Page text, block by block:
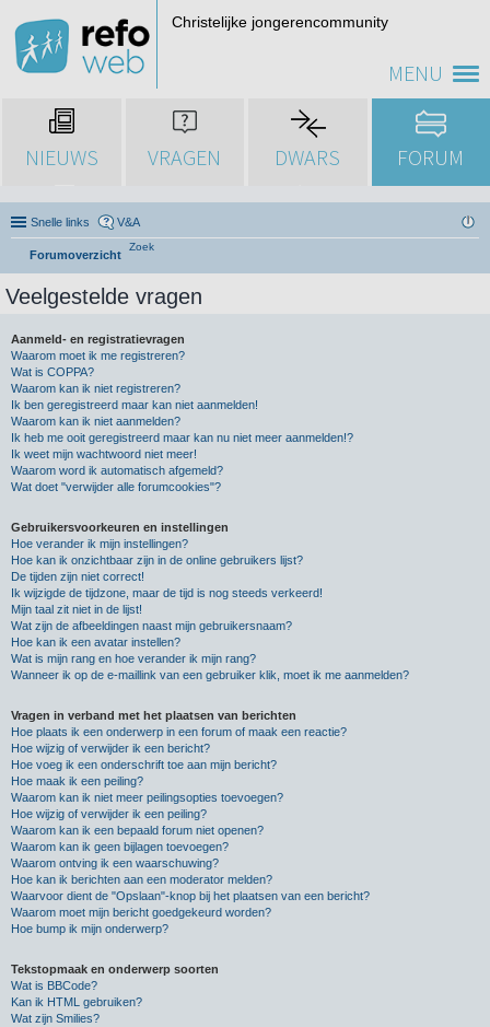
MENU
Christelijke jongerencommunity
NIEUWS VRAGEN DWARS FORUM
Snelle links V&A
Forumoverzicht
Zoek
Veelgestelde vragen
Aanmeld- en registratievragen
Waarom moet ik me registreren?
Wat is COPPA?
Waarom kan ik niet registreren?
Ik ben geregistreerd maar kan niet aanmelden!
Waarom kan ik niet aanmelden?
Ik heb me ooit geregistreerd maar kan nu niet meer aanmelden!?
Ik weet mijn wachtwoord niet meer!
Waarom word ik automatisch afgemeld?
Wat doet "verwijder alle forumcookies"?
Gebruikersvoorkeuren en instellingen
Hoe verander ik mijn instellingen?
Hoe kan ik onzichtbaar zijn in de online gebruikers lijst?
De tijden zijn niet correct!
Ik wijzigde de tijdzone, maar de tijd is nog steeds verkeerd!
Mijn taal zit niet in de lijst!
Wat zijn de afbeeldingen naast mijn gebruikersnaam?
Hoe kan ik een avatar instellen?
Wat is mijn rang en hoe verander ik mijn rang?
Wanneer ik op de e-maillink van een gebruiker klik, moet ik me aanmelden?
Vragen in verband met het plaatsen van berichten
Hoe plaats ik een onderwerp in een forum of maak een reactie?
Hoe wijzig of verwijder ik een bericht?
Hoe voeg ik een onderschrift toe aan mijn bericht?
Hoe maak ik een peiling?
Waarom kan ik niet meer peilingsopties toevoegen?
Hoe wijzig of verwijder ik een peiling?
Waarom kan ik een bepaald forum niet openen?
Waarom kan ik geen bijlagen toevoegen?
Waarom ontving ik een waarschuwing?
Hoe kan ik berichten aan een moderator melden?
Waarvoor dient de "Opslaan"-knop bij het plaatsen van een bericht?
Waarom moet mijn bericht goedgekeurd worden?
Hoe bump ik mijn onderwerp?
Tekstopmaak en onderwerp soorten
Wat is BBCode?
Kan ik HTML gebruiken?
Wat zijn Smilies?